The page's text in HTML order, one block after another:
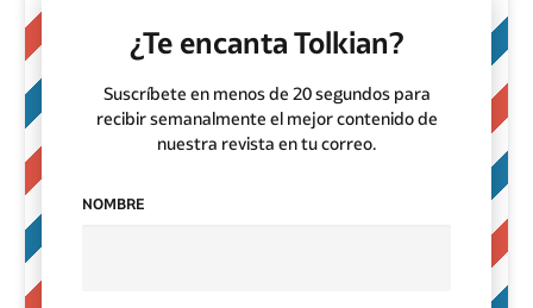
¿Te encanta Tolkian?
Suscríbete en menos de 20 segundos para
recibir semanalmente el mejor contenido de
nuestra revista en tu correo.
NOMBRE